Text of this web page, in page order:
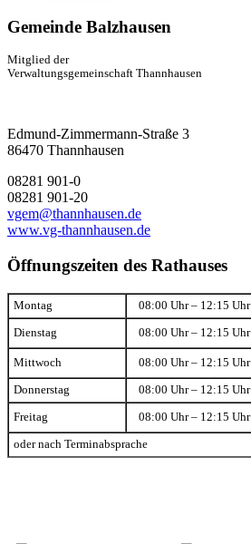
Gemeinde Balzhausen
Mitglied der
Verwaltungsgemeinschaft Thannhausen
Edmund-Zimmermann-Straße 3
86470 Thannhausen
08281 901-0
08281 901-20
vgem@thannhausen.de
www.vg-thannhausen.de
Öffnungszeiten des Rathauses
Montag 08:00 Uhr – 12:15 Uhr
Dienstag 08:00 Uhr – 12:15 Uhr
Mittwoch 08:00 Uhr – 12:15 Uhr
Donnerstag 08:00 Uhr – 12:15 Uhr
Freitag 08:00 Uhr – 12:15 Uhr
oder nach Terminabsprache